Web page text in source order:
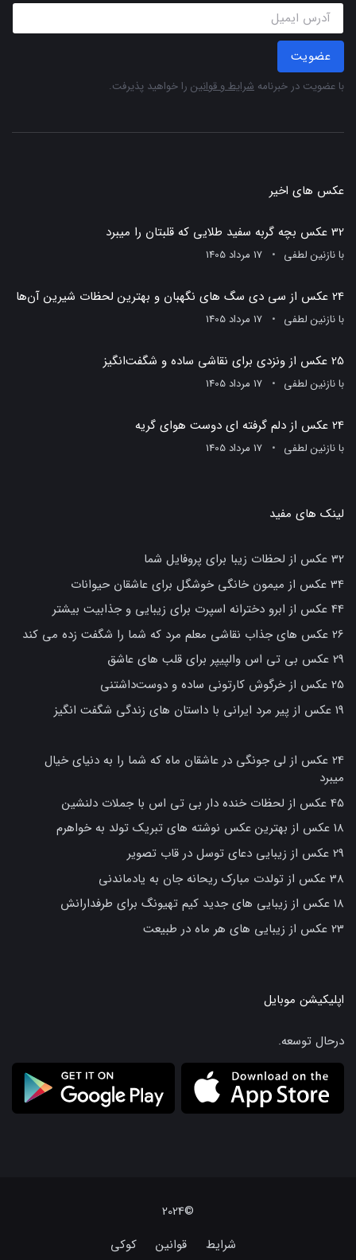
عضویت
با عضویت در خبرنامه شرایط و قوانین را خواهید پذیرفت.
عکس های اخیر
32 عکس بچه گربه سفید طلایی که قلبتان را میبرد
بانازنین لطفی 17 مرداد 1405
24 عکس از سی دی سگ های نگهبان و بهترین لحظات شیرین آن‌ها
بانازنین لطفی 17 مرداد 1405
25 عکس از ونزدی برای نقاشی ساده و شگفت‌انگیز
بانازنین لطفی 17 مرداد 1405
24 عکس از دلم گرفته ای دوست هوای گریه
بانازنین لطفی 17 مرداد 1405
لینک های مفید
32 عکس از لحظات زیبا برای پروفایل شما
34 عکس از میمون خانگی خوشگل برای عاشقان حیوانات
44 عکس از ابرو دخترانه اسپرت برای زیبایی و جذابیت بیشتر
26 عکس های جذاب نقاشی معلم مرد که شما را شگفت زده می کند
29 عکس بی تی اس والپیپر برای قلب های عاشق
25 عکس از خرگوش کارتونی ساده و دوست‌داشتنی
19 عکس از پیر مرد ایرانی با داستان های زندگی شگفت انگیز
24 عکس از لی جونگی در عاشقان ماه که شما را به دنیای خیال
میبرد
45 عکس از لحظات خنده دار بی تی اس با جملات دلنشین
18 عکس از بهترین عکس نوشته های تبریک تولد به خواهرم
29 عکس از زیبایی دعای توسل در قاب تصویر
38 عکس از تولدت مبارک ریحانه جان به یادماندنی
18 عکس از زیبایی های جدید کیم تهیونگ برای طرفدارانش
23 عکس از زیبایی های هر ماه در طبیعت
اپلیکیشن موبایل
درحال توسعه.
©2024
شرایط
قوانین کوکی